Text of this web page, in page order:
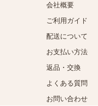
会社概要
ご利用ガイド
配送について
お支払い方法
返品・交換
よくある質問
お問い合わせ